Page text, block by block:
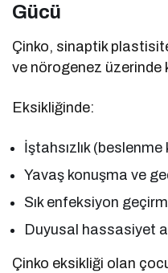
Gücü
Çinko, sinaptik
ve nörogenez üzerinde
Eksikliğinde:
İştahsızlık (beslenme
Yavaş konuşma ve
Sık enfeksiyon
Duyusal hassasiyet
Çinko eksikliği olan